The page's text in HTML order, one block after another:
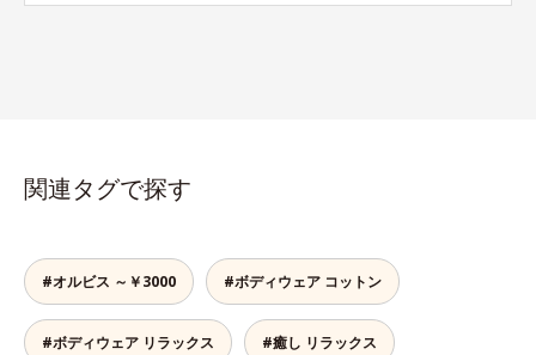
関連タグで探す
#オルビス ～￥3000 #ボディウェア コットン
#ボディウェア リラックス #癒し リラックス